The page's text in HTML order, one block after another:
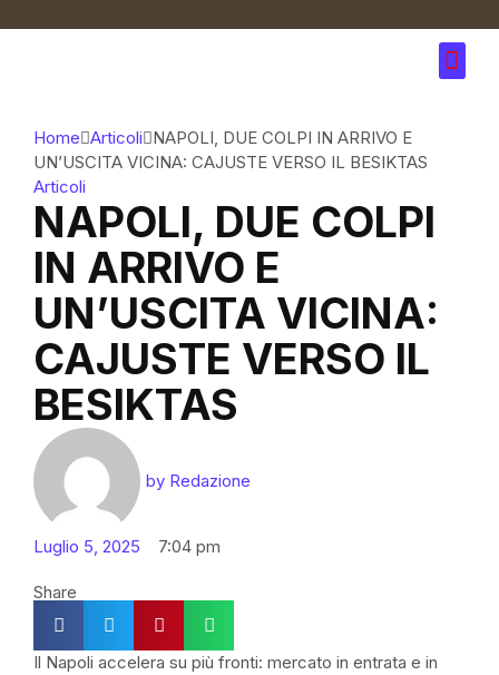
Home Articoli NAPOLI, DUE COLPI IN ARRIVO E
UN’USCITA VICINA: CAJUSTE VERSO IL BESIKTAS
Articoli
NAPOLI, DUE COLPI
IN ARRIVO E
UN’USCITA VICINA:
CAJUSTE VERSO IL
BESIKTAS
by Redazione
Luglio 5, 2025 7:04 pm
Share
Il Napoli accelera su più fronti: mercato in entrata e in